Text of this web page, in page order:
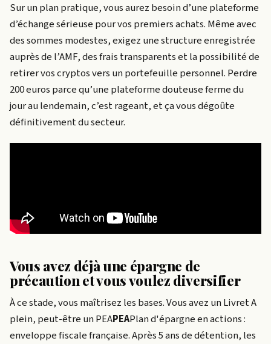
Sur un plan pratique, vous aurez besoin d’une plateforme
d’échange sérieuse pour vos premiers achats. Même avec
des sommes modestes, exigez une structure enregistrée
auprès de l’AMF, des frais transparents et la possibilité de
retirer vos cryptos vers un portefeuille personnel. Perdre
200 euros parce qu’une plateforme douteuse ferme du
jour au lendemain, c’est rageant, et ça vous dégoûte
définitivement du secteur.
Vous avez déjà une épargne de
précaution et vous voulez diversifier
À ce stade, vous maîtrisez les bases. Vous avez un Livret A
plein, peut-être unPEAPEAPlan d'épargne en actions :
enveloppe fiscale française. Après 5 ans de détention, les